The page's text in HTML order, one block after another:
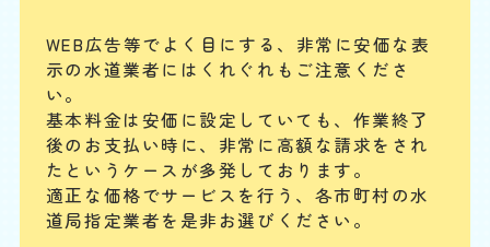
配管やパイプから水漏れ
基本料
3,000 円 W
EB
限
定
割
引
作業費
3,850 円
部品代
0
合計 3,850
配管継ぎ目のナット緩みや配管内パッキンの劣化などが原因の場合が多
いです。パイプの破損や分かりにくい細かなひび割れの場合もあります
WEB広告等でよく目にする、非常に安価な表
示の水道業者にはくれぐれもご注意くださ
い。
基本料金は安価に設定していても、作業終了
後のお支払い時に、 非常に高額な請求をされ
たというケースが多発しております。
適正な価格でサービスを行う、各市町村の水
道局指定業者を是非お選びください。